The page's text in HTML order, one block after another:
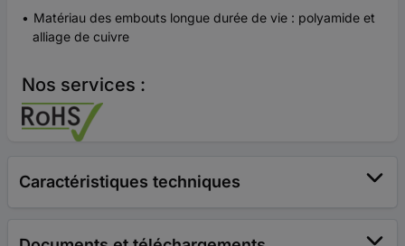
Matériau des embouts longue durée de vie : polyamide et
alliage de cuivre
Nos services :
Caractéristiques techniques